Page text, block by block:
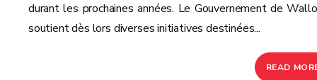
durant les prochaines années. Le Gouvernement de
soutient dès lors diverses initiatives destinées...
READ